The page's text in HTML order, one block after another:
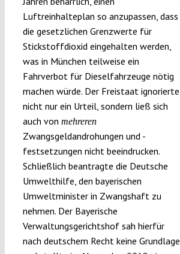
Luftreinhalteplan so anzupassen, dass
die gesetzlichen Grenzwerte für
Stickstoffdioxid eingehalten werden,
was in München teilweise ein
Fahrverbot für Dieselfahrzeuge nötig
machen würde. Der Freistaat ignorierte
nicht nur ein Urteil, sondern ließ sich
auch von mehreren
Zwangsgeldandrohungen und -
festsetzungen nicht beeindrucken.
Schließlich beantragte die Deutsche
Umwelthilfe, den bayerischen
Umweltminister in Zwangshaft zu
nehmen. Der Bayerische
Verwaltungsgerichtshof sah hierfür
nach deutschem Recht keine Grundlage